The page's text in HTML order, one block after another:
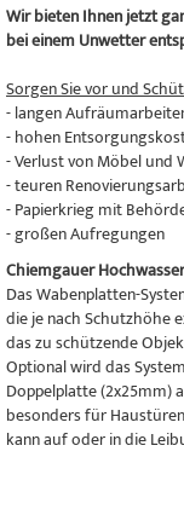
Wir bieten Ihnen jetzt
bei einem Unwetter
Sorgen Sie vor und
- langen
- hohen
- Verlust von Möbel und
- teuren
- Papierkrieg mit
- großen Aufregungen
Chiemgauer
Das Wabenplatten-
die je nach Schutzhöhe
das zu schützende
Optional wird das
Doppelplatte (2x25mm)
besonders für
kann auf oder in die